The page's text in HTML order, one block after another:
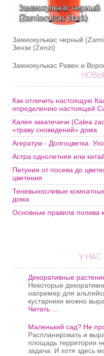
Замиокулькас черный
Зензи (Zenzi)
Замиокулькас Равен и
Как отличить настоящую
определению настоящей
Калея закатечичи (Calea
«траву сновидений» дома
Агератум - Долгоцветка.
Астра однолетняя или
Петуния от посева до
цветения
Теневыносливые
дома
Основные правила полива
У НАС
Декоративные
Некоторые
например для
кустарники можно
Читать ...
Маленький сад? Не
Распланировать и
площадь территории
задача. И хотя здесь